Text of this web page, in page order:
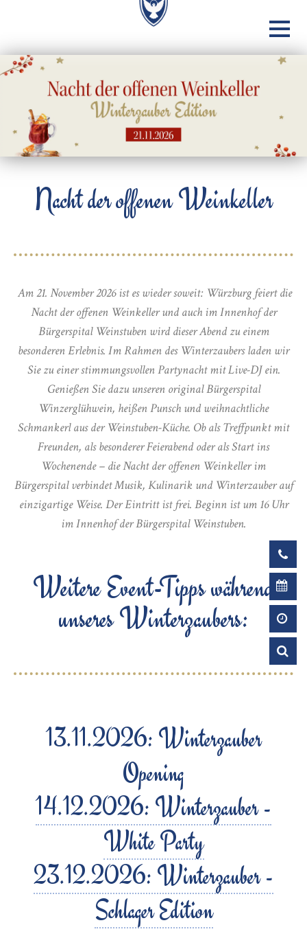
Nacht der offenen Weinkeller
Am 21. November 2026 ist es wieder soweit: Würzburg feiert die
Nacht der offenen Weinkeller und auch im Innenhof der
Bürgerspital Weinstuben wird dieser Abend zu einem
besonderen Erlebnis. Im Rahmen des Winterzaubers laden wir
Sie zu einer stimmungsvollen Partynacht mit Live-DJ ein.
Genießen Sie dazu unseren original Bürgerspital
Winzerglühwein, heißen Punsch und weihnachtliche
Schmankerl aus der Weinstuben-Küche. Ob als Treffpunkt mit
Freunden, als besonderer Feierabend oder als Start ins
Wochenende – die Nacht der offenen Weinkeller im
Bürgerspital verbindet Musik, Kulinarik und Winterzauber auf
einzigartige Weise. Der Eintritt ist frei. Beginn ist um 16 Uhr
im Innenhof der Bürgerspital Weinstuben.
Weitere Event-Tipps während
unseres Winterzaubers:
13.11.2026: Winterzauber
Opening
14.12.2026: Winterzauber -
White Party
23.12.2026: Winterzauber -
Schlager Edition